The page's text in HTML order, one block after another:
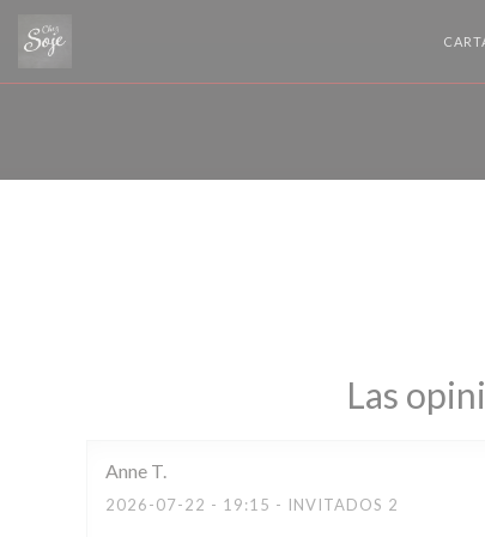
Las
Anne T
2026-07-22 - 19:15 - INVITADOS 2